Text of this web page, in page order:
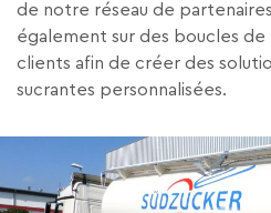
de notre réseau de
également sur des boucles
clients afin de créer des
sucrantes personnalisées.